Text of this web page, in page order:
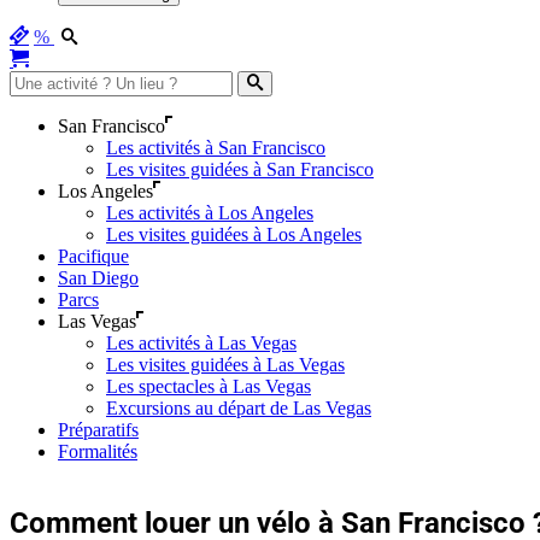
%
San Francisco
Les activités à San Francisco
Les visites guidées à San Francisco
Los Angeles
Les activités à Los Angeles
Les visites guidées à Los Angeles
Pacifique
San Diego
Parcs
Las Vegas
Les activités à Las Vegas
Les visites guidées à Las Vegas
Les spectacles à Las Vegas
Excursions au départ de Las Vegas
Préparatifs
Formalités
Comment louer un vélo à San Francisco